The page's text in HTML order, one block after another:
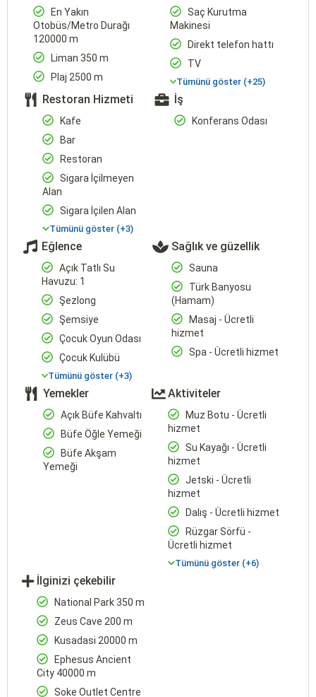
En Yakın
Otobüs/Metro Durağı
120000 m
Liman 350 m
Plaj 2500 m
Saç Kurutma
Makinesi
Direkt telefon hattı
TV
Tümünü göster (+25)
Restoran Hizmeti
Kafe
Bar
Restoran
Sigara İçilmeyen
Alan
Sigara İçilen Alan
Tümünü göster (+3)
İş
Konferans Odası
Eğlence
Açık Tatlı Su
Havuzu: 1
Şezlong
Şemsiye
Çocuk Oyun Odası
Çocuk Kulübü
Tümünü göster (+3)
Sağlık ve güzellik
Sauna
Türk Banyosu
(Hamam)
Masaj - Ücretli
hizmet
Spa - Ücretli hizmet
Yemekler
Açık Büfe Kahvaltı
Büfe Öğle Yemeği
Büfe Akşam
Yemeği
Aktiviteler
Muz Botu - Ücretli
hizmet
Su Kayağı - Ücretli
hizmet
Jetski - Ücretli
hizmet
Dalış - Ücretli hizmet
Rüzgar Sörfü -
Ücretli hizmet
Tümünü göster (+6)
İlginizi çekebilir
National Park 350 m
Zeus Cave 200 m
Kusadasi 20000 m
Ephesus Ancient
City 40000 m
Soke Outlet Centre